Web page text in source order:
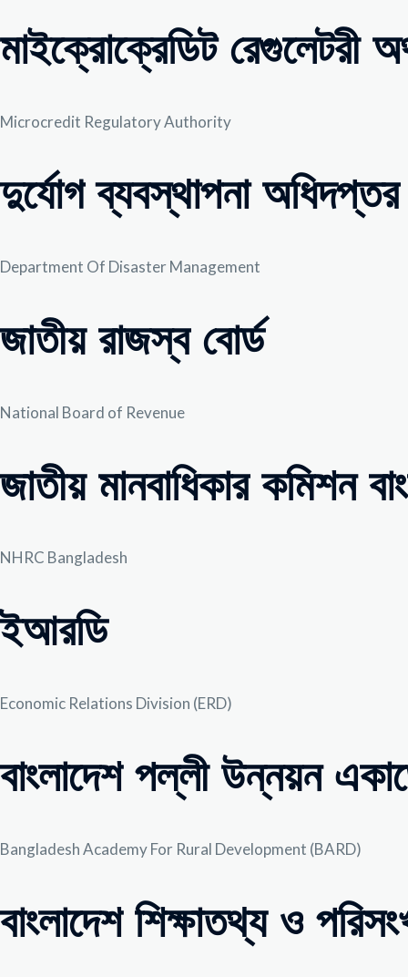
মাইক্রোক্রেডিট রেগুলেটরী
Microcredit Regulatory Authority
দুর্যোগ ব্যবস্থাপনা অধিদপ্তর
Department Of Disaster Management
জাতীয় রাজস্ব বোর্ড
National Board of Revenue
জাতীয় মানবাধিকার কমিশন
NHRC Bangladesh
ইআরডি
Economic Relations Division (ERD)
বাংলাদেশ পল্লী উন্নয়ন
Bangladesh Academy For Rural Development (BARD)
বাংলাদেশ শিক্ষাতথ্য ও